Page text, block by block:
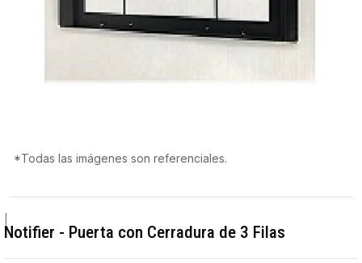
*Todas las imágenes son referenciales.
Notifier - Puerta con Cerradura de 3 Filas